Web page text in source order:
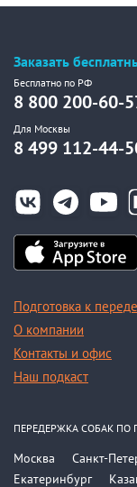
Заказать
Бесплатно по РФ
8 800 200-60-
Для Москвы
8 499 112-44-
Подготовка к
О компании
Контакты и офис
Наш подкаст
ПЕРЕДЕРЖКА СОБАК ПО
Москва Санкт-
Екатеринбург